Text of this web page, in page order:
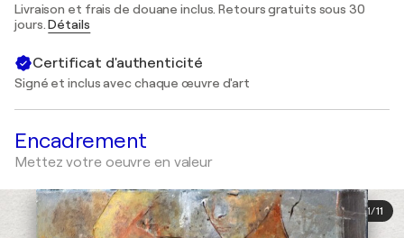
Livraison et frais de douane inclus. Retours gratuits sous 30
jours.Détails
Certificat d'authenticité
Signé et inclus avec chaque œuvre d'art
Encadrement
Mettez votre oeuvre en valeur
1/11